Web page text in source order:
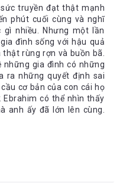
mặt mũi đối diện hay giao
trên tấm thảm trong
cưỡng bức, ông lại gặp tai
đàn ông, đặc biệt là một
gia đình có ý nghĩa rất
âm thầm dằn vặt ông.
bất công, và bản thân
bởi lời kích động tham gia
chiến tranh Hồi giáo tại
lúc thực hiện sứ mệnh của
hùng hồn nhất cho sự
của ông, nhưng giờ đây,
truyền đạt thật mạnh
phút cuối cùng và nghĩ
nhiều. Nhưng một lần
đình sống với hậu quả
rùng rợn và buồn bã.
những gia đình có những
ra những quyết định sai
cơ bản của con cái họ
có thể nhìn thấy
anh ấy đã lớn lên cùng.